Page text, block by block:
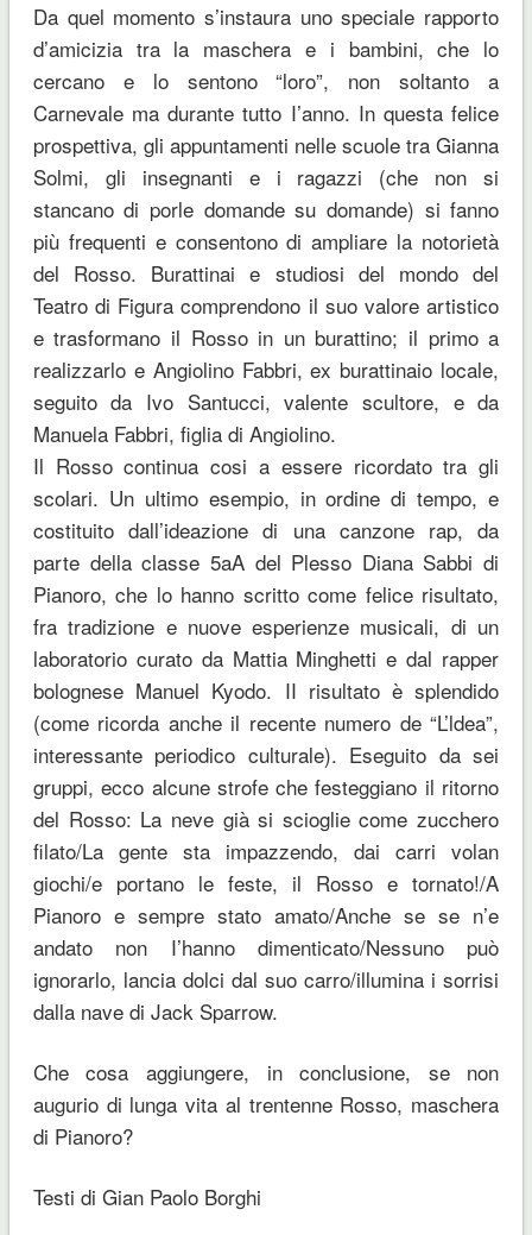
Da quel momento s’instaura uno speciale rapporto
d’amicizia tra la maschera e i bambini, che lo
cercano e lo sentono “loro”, non soltanto a
Carnevale ma durante tutto I’anno. In questa felice
prospettiva, gli appuntamenti nelle scuole tra Gianna
Solmi, gli insegnanti e i ragazzi (che non si
stancano di porle domande su domande) si fanno
più frequenti e consentono di ampliare la notorietà
del Rosso. Burattinai e studiosi del mondo del
Teatro di Figura comprendono il suo valore artistico
e trasformano il Rosso in un burattino; il primo a
realizzarlo e Angiolino Fabbri, ex burattinaio locale,
seguito da Ivo Santucci, valente scultore, e da
Manuela Fabbri, figlia di Angiolino.
Il Rosso continua cosi a essere ricordato tra gli
scolari. Un ultimo esempio, in ordine di tempo, e
costituito dall’ideazione di una canzone rap, da
parte della classe 5aA del Plesso Diana Sabbi di
Pianoro, che lo hanno scritto come felice risultato,
fra tradizione e nuove esperienze musicali, di un
laboratorio curato da Mattia Minghetti e dal rapper
bolognese Manuel Kyodo. II risultato è splendido
(come ricorda anche il recente numero de “L’ldea”,
interessante periodico culturale). Eseguito da sei
gruppi, ecco alcune strofe che festeggiano il ritorno
del Rosso: La neve già si scioglie come zucchero
filato/La gente sta impazzendo, dai carri volan
giochi/e portano le feste, il Rosso e tornato!/A
Pianoro e sempre stato amato/Anche se se n’e
andato non I’hanno dimenticato/Nessuno può
ignorarlo, lancia dolci dal suo carro/illumina i sorrisi
dalla nave di Jack Sparrow.
Che cosa aggiungere, in conclusione, se non
augurio di lunga vita al trentenne Rosso, maschera
di Pianoro?
Testi di Gian Paolo Borghi